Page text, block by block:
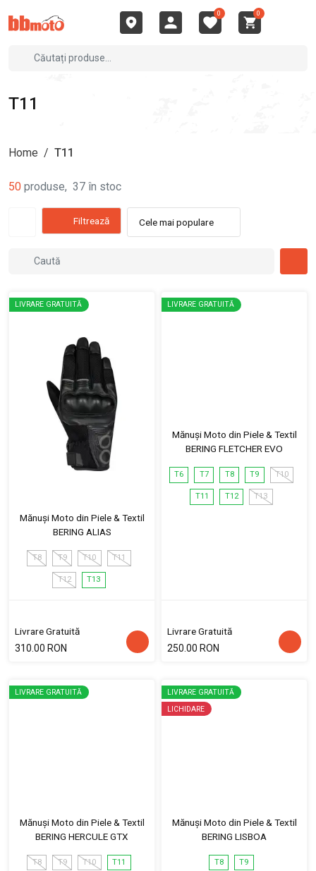
0 0
T11
Home / T11
50 produse, 37 în stoc
Filtrează Cele mai populare
LIVRARE GRATUITĂ
Mănuși Moto din Piele & Textil
BERING ALIAS
T8 T9 T10 T11
T12 T13
Livrare Gratuită
310.00 RON
LIVRARE GRATUITĂ
Mănuși Moto din Piele & Textil
BERING FLETCHER EVO
T6 T7 T8 T9 T10
T11 T12 T13
Livrare Gratuită
250.00 RON
LIVRARE GRATUITĂ
Mănuși Moto din Piele & Textil
BERING HERCULE GTX
T8 T9 T10 T11
LIVRARE GRATUITĂ
LICHIDARE
Mănuși Moto din Piele & Textil
BERING LISBOA
T8 T9